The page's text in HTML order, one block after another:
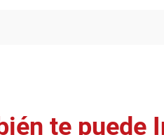
te puede